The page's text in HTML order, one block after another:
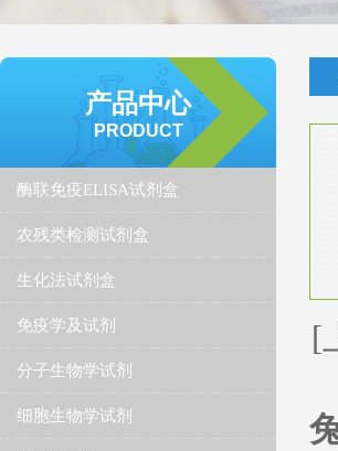
产品中心
PRODUCT
酶联免疫ELISA试剂盒
农残类检测试剂盒
生化法试剂盒
免疫学及试剂
分子生物学试剂
细胞生物学试剂
[